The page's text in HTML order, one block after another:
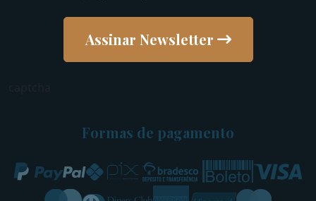
Assinar Newsletter
Formas de pagamento